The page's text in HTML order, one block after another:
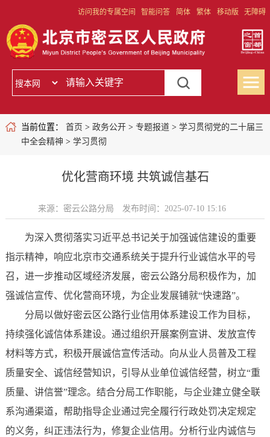
访问我的专属空间 智能问答 简体 繁体 移动版 无障碍
当前位置： 首页 > 政务公开> 专题报道> 学习贯彻党的二十届三
中全会精神 > 学习贯彻
优化营商环境 共筑诚信基石
来源：密云公路分局 发布时间：2025-07-10 15:16
为深入贯彻落实习近平总书记关于加强诚信建设的重要
指示精神，响应北京市交通系统关于提升行业诚信水平的号
召，进一步推动区域经济发展，密云公路分局积极作为，加
强诚信宣传、优化营商环境，为企业发展铺就“快速路”。
分局以做好密云区公路行业信用体系建设工作为目标，
持续强化诚信体系建设。通过组织开展案例宣讲、发放宣传
材料等方式，积极开展诚信宣传活动。向从业人员普及工程
质量安全、诚信经营知识，引导从业单位诚信经营，树立“重
质量、讲信誉”理念。结合分局工作职能，与企业建立健全联
系沟通渠道，帮助指导企业通过完全履行行政处罚决定规定
的义务，纠正违法行为，修复企业信用。分析行业内诚信与